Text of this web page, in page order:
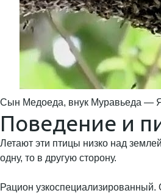
Сын Медоеда, внук Муравьеда —
Поведение и
Летают эти птицы низко над
одну, то в другую сторону.
Рацион